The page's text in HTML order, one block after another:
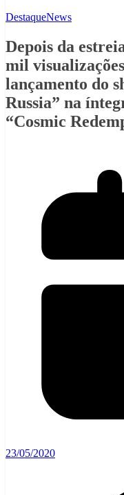
DestaqueNews
Depois da
mil
lançamento do
Russia” na
“Cosmic
23/05/2020